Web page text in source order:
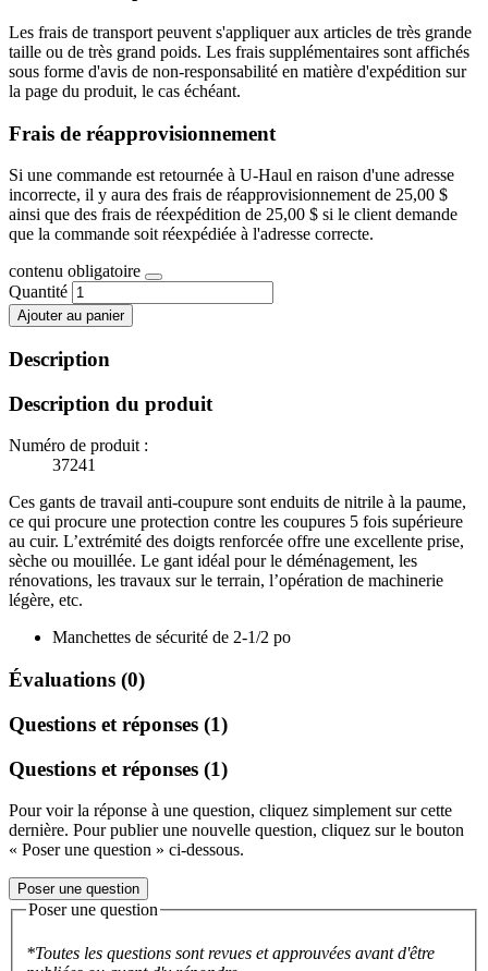
Les frais de transport peuvent s'appliquer aux articles de très grande
taille ou de très grand poids. Les frais supplémentaires sont affichés
sous forme d'avis de non-responsabilité en matière d'expédition sur
la page du produit, le cas échéant.
Frais de réapprovisionnement
Si une commande est retournée à U-Haul en raison d'une adresse
incorrecte, il y aura des frais de réapprovisionnement de 25,00 $
ainsi que des frais de réexpédition de 25,00 $ si le client demande
que la commande soit réexpédiée à l'adresse correcte.
contenu obligatoire
Quantité
Ajouter au panier
Description
Description du produit
Numéro de produit :
37241
Ces gants de travail anti-coupure sont enduits de nitrile à la paume,
ce qui procure une protection contre les coupures 5 fois supérieure
au cuir. L’extrémité des doigts renforcée offre une excellente prise,
sèche ou mouillée. Le gant idéal pour le déménagement, les
rénovations, les travaux sur le terrain, l’opération de machinerie
légère, etc.
Manchettes de sécurité de 2-1/2 po
Évaluations (0)
Questions et réponses (1)
Questions et réponses (1)
Pour voir la réponse à une question, cliquez simplement sur cette
dernière. Pour publier une nouvelle question, cliquez sur le bouton
« Poser une question » ci-dessous.
Poser une question
Poser une question
*Toutes les questions sont revues et approuvées avant d'être